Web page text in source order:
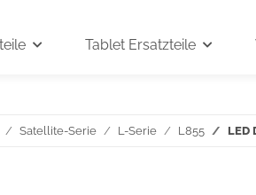
Tablet Ersatzteile
Satellite-Serie L-Serie L855 LED